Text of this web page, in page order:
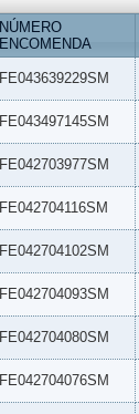
NÚMERO
ENCOMENDA
FE043639229SM
FE043497145SM
FE042703977SM
FE042704116SM
FE042704102SM
FE042704093SM
FE042704080SM
FE042704076SM